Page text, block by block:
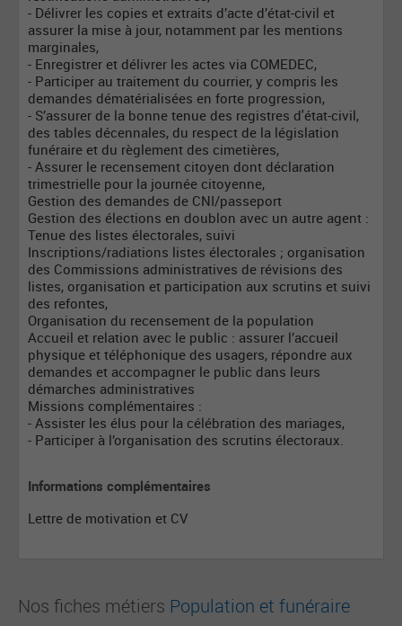
- Délivrer les copies et extraits d’acte d’état-civil et
assurer la mise à jour, notamment par les mentions
marginales,
- Enregistrer et délivrer les actes via COMEDEC,
- Participer au traitement du courrier, y compris les
demandes dématérialisées en forte progression,
- S’assurer de la bonne tenue des registres d'état-civil,
des tables décennales, du respect de la législation
funéraire et du règlement des cimetières,
- Assurer le recensement citoyen dont déclaration
trimestrielle pour la journée citoyenne,
Gestion des demandes de CNI/passeport
Gestion des élections en doublon avec un autre agent :
Tenue des listes électorales, suivi
Inscriptions/radiations listes électorales ; organisation
des Commissions administratives de révisions des
listes, organisation et participation aux scrutins et suivi
des refontes,
Organisation du recensement de la population
Accueil et relation avec le public : assurer l’accueil
physique et téléphonique des usagers, répondre aux
demandes et accompagner le public dans leurs
démarches administratives
Missions complémentaires :
- Assister les élus pour la célébration des mariages,
- Participer à l’organisation des scrutins électoraux.
Informations complémentaires
Lettre de motivation et CV
Nos fiches métiers Population et funéraire